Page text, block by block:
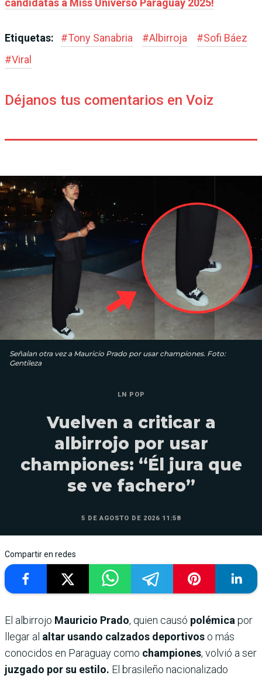
candidatas a Miss Universo Paraguay 2025!
Etiquetas: #Tony Sanabria #Albirroja #Sofi Báez
#Viral
Déjanos tus comentarios en Voiz
Señalan otra vez a Mauricio Prado por usar championes. Foto:
Gentileza
LN POP
Vuelven a criticar a
albirrojo por usar
championes: “Él jura que
se ve fachero”
5 DE AGOSTO DE 2026 11:58
Compartir en redes
El albirrojo Mauricio Prado, quien causó polémicapor
llegar al altar usando calzados deportivos o más
conocidos en Paraguay como championes, volvió a ser
juzgado por su estilo. El brasileño nacionalizado